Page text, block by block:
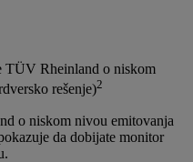
TÜV Rheinland o niskom
rešenje)2
o niskom nivou emitovanja
da dobijate monitor